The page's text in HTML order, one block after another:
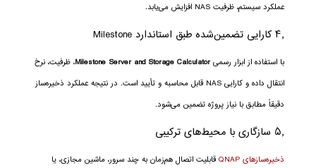
عملکرد سیستم، ظرفیت NAS افزایش می‌یابد.
۴٫ کارایی تضمین‌شده طبق استاندارد Milestone
با استفاده از ابزار رسمیMilestone Server and Storage Calculator، ظرفیت، نرخ
انتقال داده و کارایی NAS قابل محاسبه و تأیید است. در نتیجه عملکرد ذخیره‌ساز
دقیقاً مطابق با نیاز پروژه تضمین می‌شود.
۵٫ سازگاری با محیط‌های ترکیبی
ذخیره‌سازهای QNAP
قابلیت اتصال هم‌زمان به چند سرور، ماشین مجازی، یا